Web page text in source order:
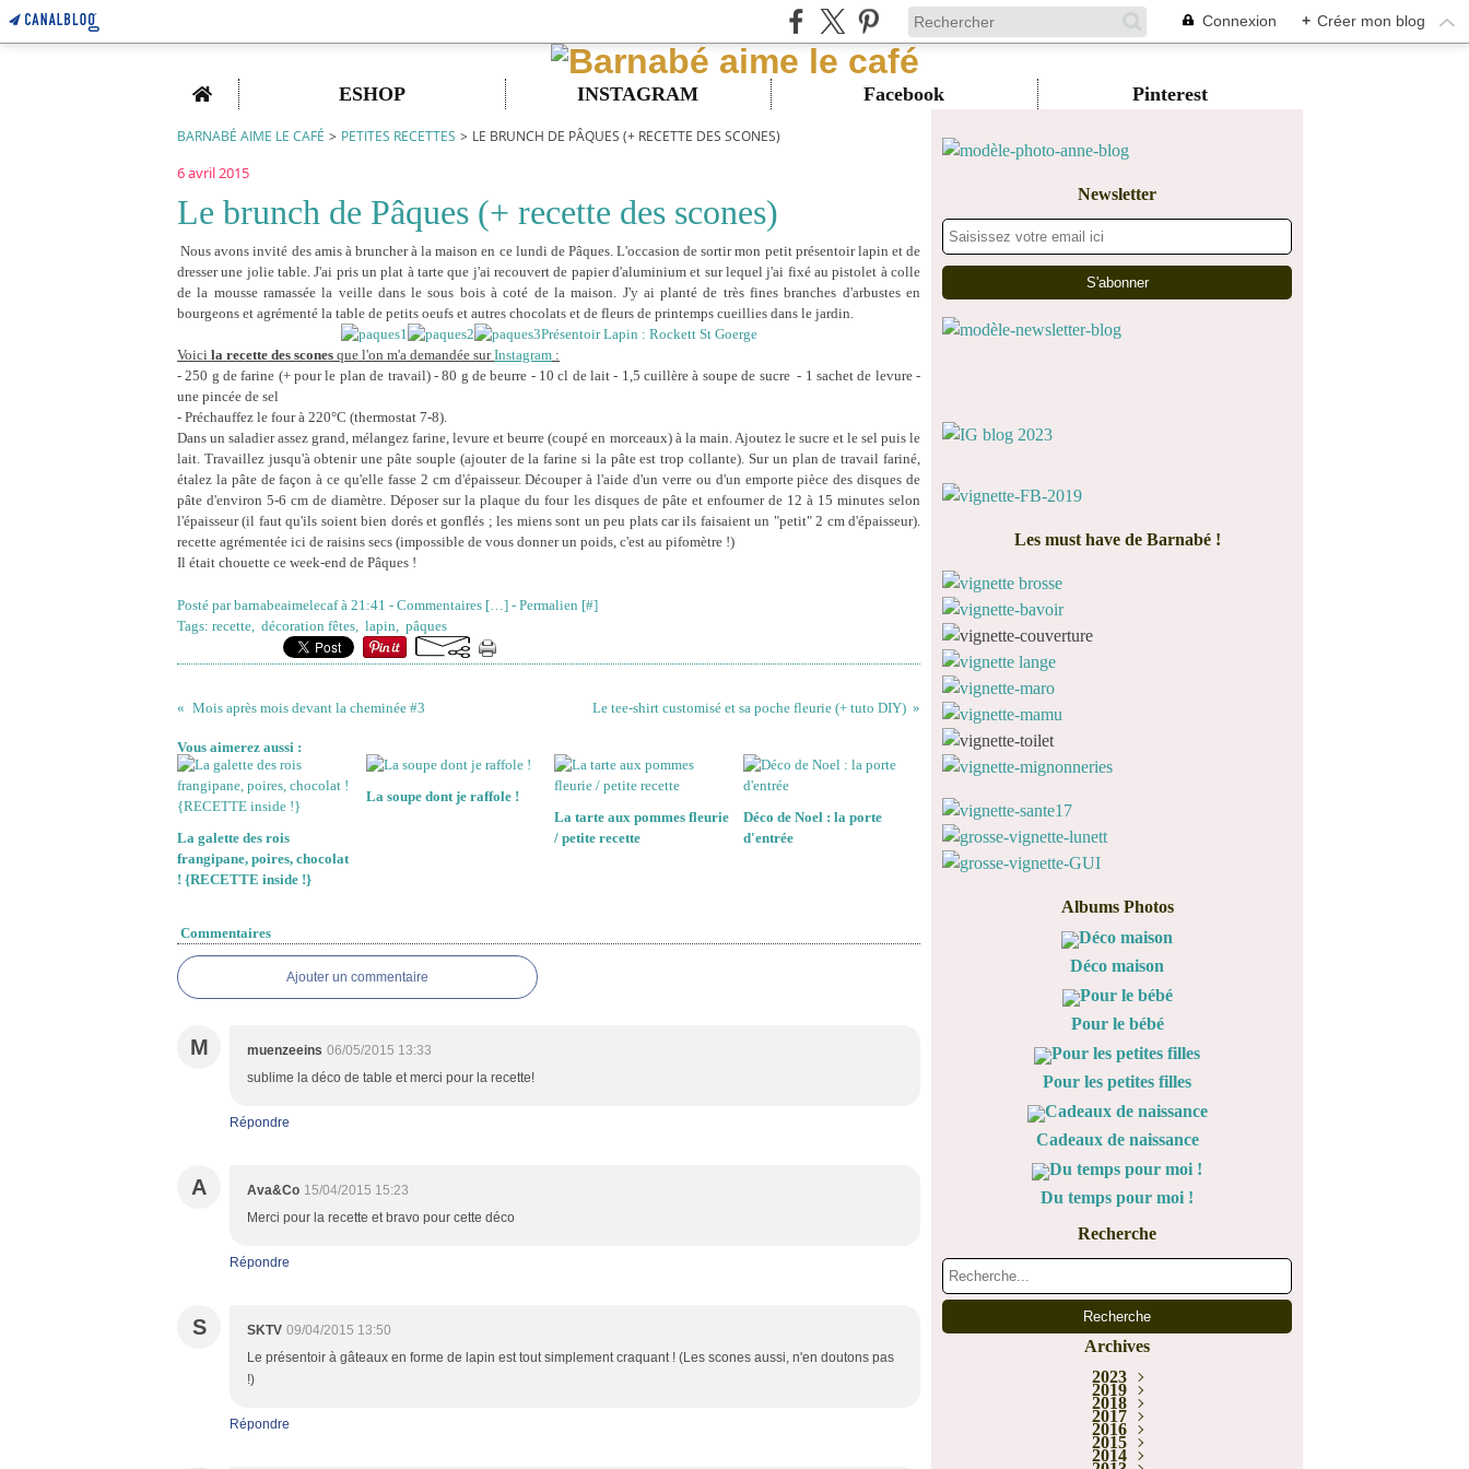
Connexion + Créer mon blog
Home ESHOP INSTAGRAM Facebook Pinterest
BARNABÉ AIME LE CAFÉ > PETITES RECETTES > LE BRUNCH DE PÂQUES (+ RECETTE DES SCONES)
6 avril 2015
Le brunch de Pâques (+ recette des scones)
Nous avons invité des amis à bruncher à la maison en ce lundi de Pâques. L'occasion de sortir mon petit présentoir lapin et de
dresser une jolie table. J'ai pris un plat à tarte que j'ai recouvert de papier d'aluminium et sur lequel j'ai fixé au pistolet à colle
de la mousse ramassée la veille dans le sous bois à coté de la maison. J'y ai planté de très fines branches d'arbustes en
bourgeons et agrémenté la table de petits oeufs et autres chocolats et de fleurs de printemps cueillies dans le jardin.
Présentoir Lapin : Rockett St Goerge
Voici la recette des scones que l'on m'a demandée surInstagram :
- 250 g de farine (+ pour le plan de travail) - 80 g de beurre - 10 cl de lait - 1,5 cuillère à soupe de sucre - 1 sachet de levure -
une pincée de sel
- Préchauffez le four à 220°C (thermostat 7-8).
Dans un saladier assez grand, mélangez farine, levure et beurre (coupé en morceaux) à la main. Ajoutez le sucre et le sel puis le
lait. Travaillez jusqu'à obtenir une pâte souple (ajouter de la farine si la pâte est trop collante). Sur un plan de travail fariné,
étalez la pâte de façon à ce qu'elle fasse 2 cm d'épaisseur. Découper à l'aide d'un verre ou d'un emporte pièce des disques de
pâte d'environ 5-6 cm de diamètre. Déposer sur la plaque du four les disques de pâte et enfourner de 12 à 15 minutes selon
l'épaisseur (il faut qu'ils soient bien dorés et gonflés ; les miens sont un peu plats car ils faisaient un "petit" 2 cm d'épaisseur).
recette agrémentée ici de raisins secs (impossible de vous donner un poids, c'est au pifomètre !)
Il était chouette ce week-end de Pâques !
Posté par barnabeaimelecaf à 21:41 - Commentaires […] - Permalien [#]
Tags: recette, décoration fêtes, lapin, pâques
Mois après mois devant la cheminée #3 Le tee-shirt customisé et sa poche fleurie (+ tuto DIY)
Vous aimerez aussi :
La galette des rois
frangipane, poires, chocolat
! {RECETTE inside !}
La soupe dont je raffole !
La tarte aux pommes fleurie
/ petite recette
Déco de Noel : la porte
d'entrée
Commentaires
Ajouter un commentaire
M muenzeeins 06/05/2015 13:33
sublime la déco de table et merci pour la recette!
Répondre
A Ava&Co 15/04/2015 15:23
Merci pour la recette et bravo pour cette déco
Répondre
S SKTV 09/04/2015 13:50
Le présentoir à gâteaux en forme de lapin est tout simplement craquant ! (Les scones aussi, n'en doutons pas
!)
Répondre
Newsletter
Les must have de Barnabé !
Albums Photos
Déco maison
Pour le bébé
Pour les petites filles
Cadeaux de naissance
Du temps pour moi !
Recherche
Archives
2023
Janvier
2019
Juin (1)
Février
2018
Décembre
Novembre
Juillet(2)
Mai (1)
2017
Décembre
Novembre
Octobre
2016
Décembre
Novembre
2015
Décembre
2014